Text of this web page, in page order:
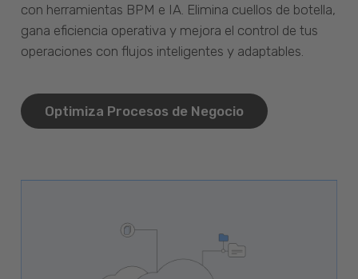
con herramientas BPM e IA. Elimina cuellos de botella,
gana eficiencia operativa y mejora el control de tus
operaciones con flujos inteligentes y adaptables.
Optimiza Procesos de Negocio